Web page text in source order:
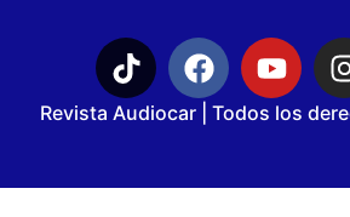
Revista Audiocar | Todos los